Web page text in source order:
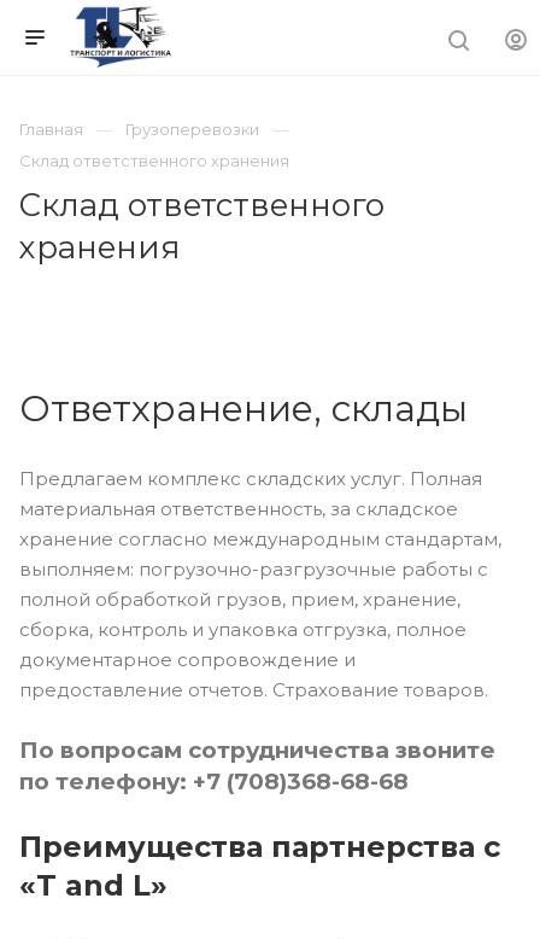
Главная
Грузоперевозки
Склад ответственного хранения
Склад ответственного
хранения
Ответхранение, склады
Предлагаем комплекс складских услуг. Полная
материальная ответственность, за складское
хранение согласно международным стандартам,
выполняем: погрузочно-разгрузочные работы с
полной обработкой грузов, прием, хранение,
сборка, контроль и упаковка отгрузка, полное
документарное сопровождение и
предоставление отчетов. Страхование товаров.
По вопросам сотрудничества звоните
по телефону: +7 (708)368-68-68
Преимущества партнерства с
«T and L»